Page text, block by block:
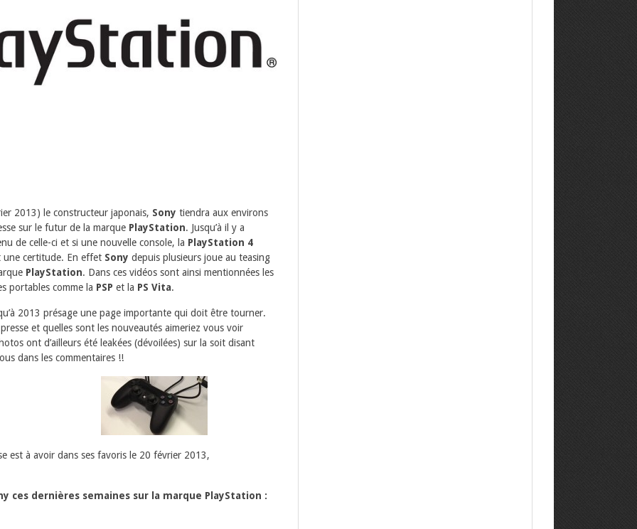
2013) le constructeur japonais, Sony tiendra aux environs
sur le futur de la marque PlayStation. Jusqu’à il y a
de celle-ci et si une nouvelle console, la PlayStation 4
une certitude. En effet Sony depuis plusieurs joue au teasing
PlayStation. Dans ces vidéos sont ainsi mentionnées les
portables comme la PSP et la PS Vita.
2013 présage une page importante qui doit être tourner.
et quelles sont les nouveautés aimeriez vous voir
ont d’ailleurs été leakées (dévoilées) sur la soit disant
dans les commentaires !!
est à avoir dans ses favoris le 20 février 2013,
ces dernières semaines sur la marque PlayStation :